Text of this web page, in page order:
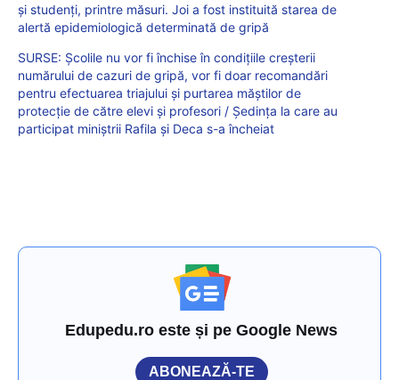
și studenți, printre măsuri. Joi a fost instituită starea de
alertă epidemiologică determinată de gripă
SURSE: Școlile nu vor fi închise în condițiile creșterii
numărului de cazuri de gripă, vor fi doar recomandări
pentru efectuarea triajului și purtarea măștilor de
protecție de către elevi și profesori / Ședința la care au
participat miniștrii Rafila și Deca s-a încheiat
Edupedu.ro este și pe Google News
ABONEAZĂ-TE